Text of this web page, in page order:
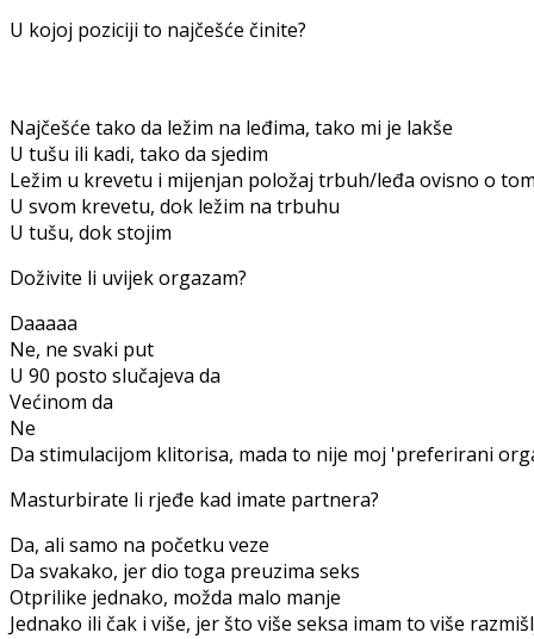
U kojoj poziciji to najčešće činite?
Najčešće tako da ležim na leđima, tako mi je lakše
U tušu ili kadi, tako da sjedim
Ležim u krevetu i mijenjan položaj trbuh/leđa ovisno o
U svom krevetu, dok ležim na trbuhu
U tušu, dok stojim
Doživite li uvijek orgazam?
Daaaaa
Ne, ne svaki put
U 90 posto slučajeva da
Većinom da
Ne
Da stimulacijom klitorisa, mada to nije moj 'preferirani
Masturbirate li rjeđe kad imate partnera?
Da, ali samo na početku veze
Da svakako, jer dio toga preuzima seks
Otprilike jednako, možda malo manje
Jednako ili čak i više, jer što više seksa imam to više